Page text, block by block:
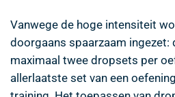
Vanwege de hoge intensiteit
doorgaans spaarzaam ingezet:
maximaal twee dropsets per
allerlaatste set van een